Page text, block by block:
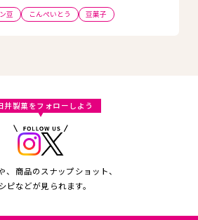
豆 こんぺいとう 豆菓子
井製菓をフォローしよう
、商品のスナップショット、
ピなどが見られます。